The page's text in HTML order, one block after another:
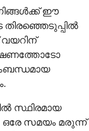
ഈ
തിരഞ്ഞെടുപ്പിൽ
സ്ഥിരമായ
സമയം മരുന്ന്